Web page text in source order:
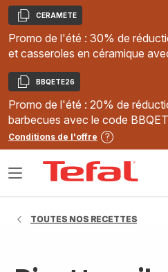
Copier
CERAMETE
Promo de l'été : 30% de
et casseroles en céramique
Copier
BBQETE26
Promo de l'été : 20% de
barbecues avec le code
Conditions de l'offre
Ouvrir
TOUTES NOS RECETTES